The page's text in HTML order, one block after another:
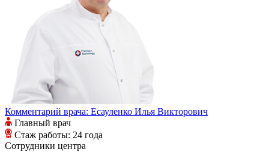
Комментарий врача: Есауленко Илья Викторович
Главный врач
Стаж работы: 24 года
Сотрудники центра